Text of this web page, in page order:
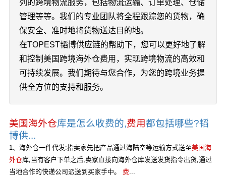
列的跨境物流服务，包括物流运输、订单处理、仓储
管理等等。我们的专业团队将全程跟踪您的货物，确
保安全、准时地将货物送达目的地。
在TOPEST韬博供应链的帮助下，您可以更好地了解
和控制美国跨境海外仓费用，实现跨境物流的高效和
可持续发展。我们期待与您合作，为您的跨境业务提
供全方位的支持和服务。
美国海外仓库是怎么收费的,费用都包括哪些?韬
博供...
1、海外仓一件代发:指卖家先把产品通过海陆空等运输方式送至美国海
外仓库,当有客户下单之后,卖家直接向海外仓库发送发货指令出货,通过
当地合作的快递公司派送到买家手中。 费...